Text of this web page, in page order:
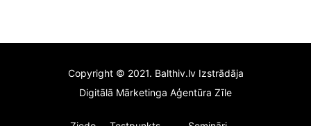
Copyright © 2021. Balthiv.lv Izstrādāja
Digitālā Mārketinga Aģentūra Zīle